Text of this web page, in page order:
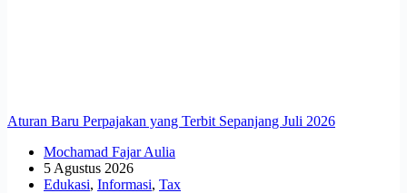
Aturan Baru Perpajakan yang Terbit Sepanjang Juli 2026
Mochamad Fajar Aulia
5 Agustus 2026
Edukasi, Informasi, Tax